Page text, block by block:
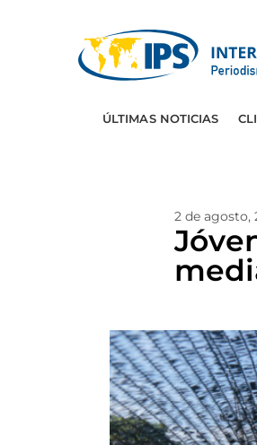
ÚLTIMAS NOTICIAS
2 de agosto,